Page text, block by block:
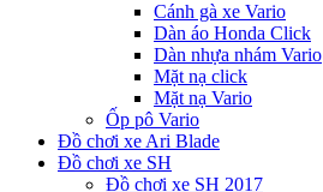
Cánh gà xe Vario
Dàn áo Honda Click
Dàn nhựa nhám Vario
Mặt nạ click
Mặt nạ Vario
Ốp pô Vario
Đồ chơi xe Ari Blade
Đồ chơi xe SH
Đồ chơi xe SH 2017